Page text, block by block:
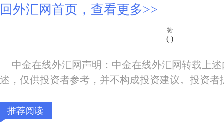
回外汇网首页，查看更多>>
赞
( )
中金在线外汇网声明：中金在线外汇网转载上
述，仅供投资者参考，并不构成投资建议。投资
推荐阅读